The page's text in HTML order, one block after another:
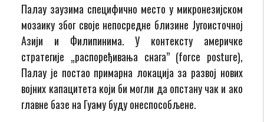
Палау заузима специфично место у микронезијском
мозаику због своје непосредне близине Југоисточној
Азији и Филипинима. У контексту америчке
стратегије „распоређивања снага” (force posture),
Палау је постао примарна локација за развој нових
војних капацитета који би могли да опстану чак и ако
главне базе на Гуаму буду онеспособљене.